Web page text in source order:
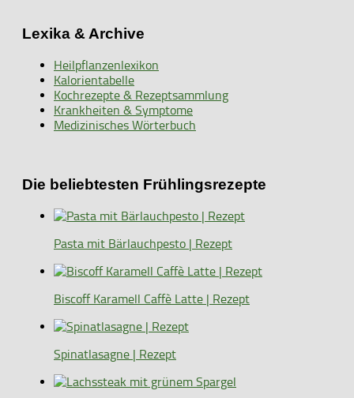
Lexika & Archive
Heilpflanzenlexikon
Kalorientabelle
Kochrezepte & Rezeptsammlung
Krankheiten & Symptome
Medizinisches Wörterbuch
Die beliebtesten Frühlingsrezepte
Pasta mit Bärlauchpesto | Rezept
Biscoff Karamell Caffè Latte | Rezept
Spinatlasagne | Rezept